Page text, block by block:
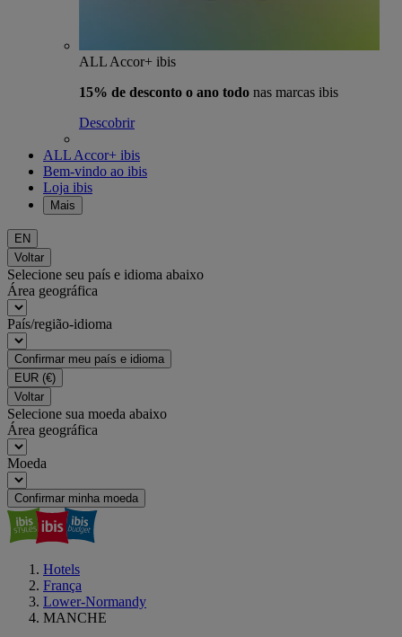
ALL Accor+ ibis
15% de desconto o ano todo nas marcas ibis
Descobrir
ALL Accor+ ibis
Bem-vindo ao ibis
Loja ibis
Mais
EN
Voltar
Selecione seu país e idioma abaixo
Área geográfica
País/região-idioma
Confirmar meu país e idioma
EUR (€)
Voltar
Selecione sua moeda abaixo
Área geográfica
Moeda
Confirmar minha moeda
Hotels
França
Lower-Normandy
MANCHE